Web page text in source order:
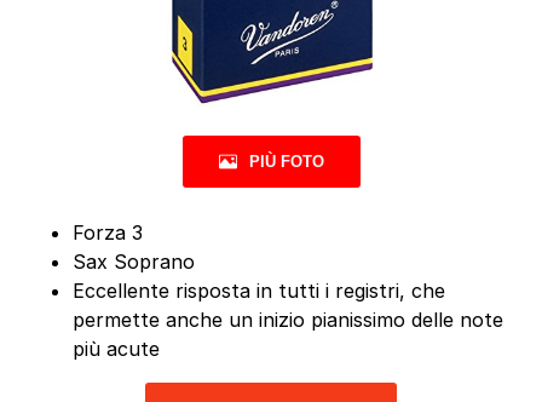
PIÙ FOTO
Forza 3
Sax Soprano
Eccellente risposta in tutti i registri, che
permette anche un inizio pianissimo delle note
più acute